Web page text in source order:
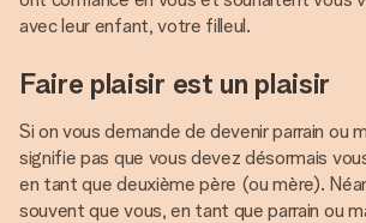
avec leur enfant, votre filleul.
Faire plaisir est un plaisir
Si on vous demande de devenir parrain ou
signifie pas que vous devez désormais
en tant que deuxième père (ou mère).
souvent que vous, en tant que parrain ou